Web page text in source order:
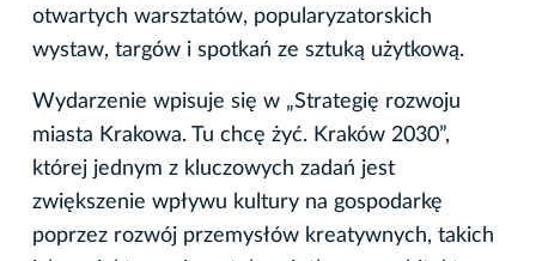
otwartych warsztatów, popularyzatorskich
wystaw, targów i spotkań ze sztuką użytkową.
Wydarzenie wpisuje się w „Strategię rozwoju
miasta Krakowa. Tu chcę żyć. Kraków 2030”,
której jednym z kluczowych zadań jest
zwiększenie wpływu kultury na gospodarkę
poprzez rozwój przemysłów kreatywnych, takich